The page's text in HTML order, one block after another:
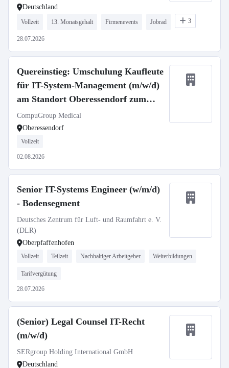
Deutschland
Vollzeit 13. Monatsgehalt Firmenevents Jobrad 3
28.07.2026
Quereinstieg: Umschulung Kaufleute
für IT-System-Management (m/w/d)
am Standort Oberessendorf zum
01.09.2026
CompuGroup Medical
Oberessendorf
Vollzeit
02.08.2026
Senior IT-Systems Engineer (w/m/d)
- Bodensegment
Deutsches Zentrum für Luft- und Raumfahrt e. V.
(DLR)
Oberpfaffenhofen
Vollzeit Teilzeit Nachhaltiger Arbeitgeber Weiterbildungen
Tarifvergütung
28.07.2026
(Senior) Legal Counsel IT-Recht
(m/w/d)
SERgroup Holding International GmbH
Deutschland